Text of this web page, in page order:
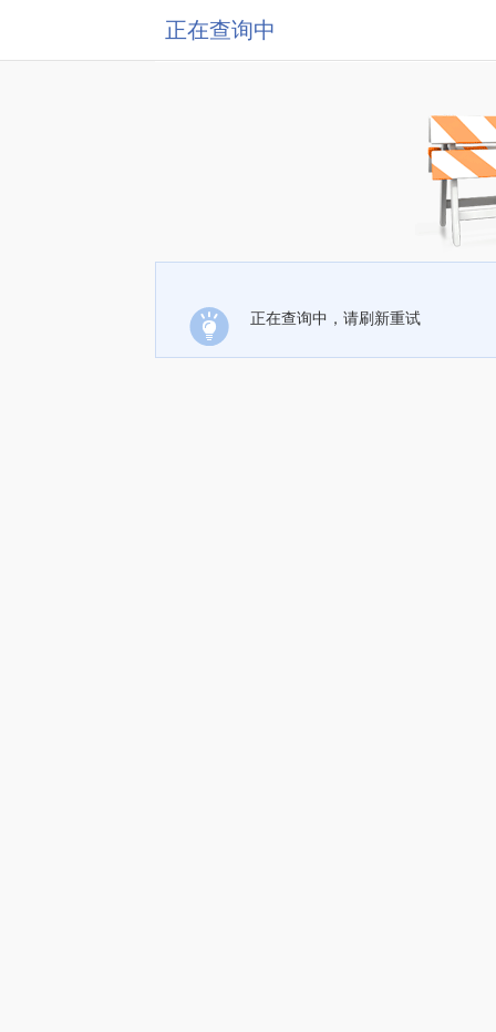
正在查询中
正在查询中，请刷新重试